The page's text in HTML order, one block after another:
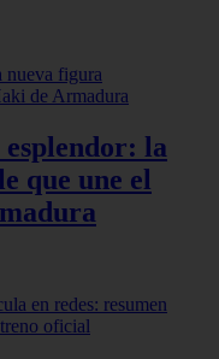
la
que une el